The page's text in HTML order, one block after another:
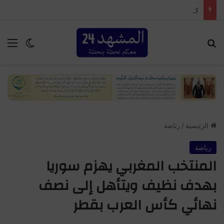
الوضع
الرئيسية / رياضة
رياضة
المنتخب المغربي يهزم سوريا
بهدف نظيف ويتأهل إلى نصف
نهائي كأس العرب بقطر